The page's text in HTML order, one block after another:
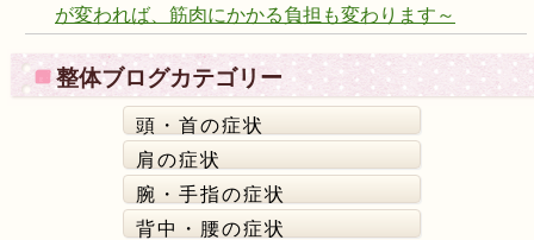
が変われば、筋肉にかかる負担も変わります～
整体ブログカテゴリー
頭・首の症状
肩の症状
腕・手指の症状
背中・腰の症状